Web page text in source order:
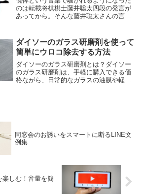
のは転載将棋棋士藤井聡太四段の発言が
あってから。そんな藤井聡太さんの言葉
たいと思います。スポンサードリンク
(adsbygoogle...
ダイソーのガラス研磨剤を使って
簡単にウロコ除去する方法
ダイソーのガラス研磨剤とは？ダイソー
のガラス研磨剤は、手軽に購入できる価
格ながら、日常的なガラスの油膜や軽度
同窓会のお誘いをスマートに断るLINE文
例集
楽しむ！音量を簡